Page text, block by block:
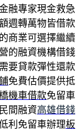
融專家現金救急
週轉萬物皆借款
商業可選擇繼續
的融資機構借錢
要貸款彈性還款
免費估價提供抵
機車借款免留車
間融資高雄借錢
利免留車辦理板